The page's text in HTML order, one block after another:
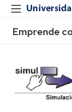
Emprende